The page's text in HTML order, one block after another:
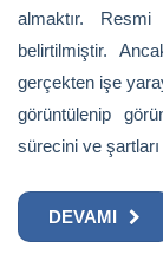
almaktır.
belirtilmiştir.
gerçekten işe
görüntülenip
sürecini ve
DEVAMI